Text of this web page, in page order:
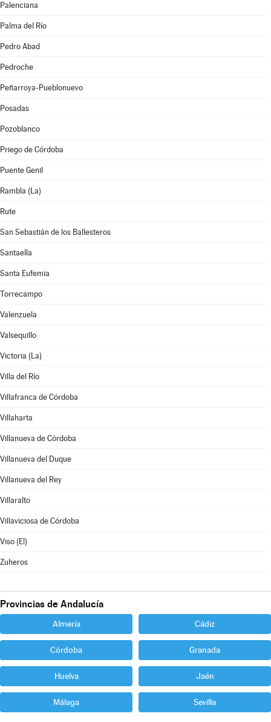
Palenciana
Palma del Río
Pedro Abad
Pedroche
Peñarroya-Pueblonuevo
Posadas
Pozoblanco
Priego de Córdoba
Puente Genil
Rambla (La)
Rute
San Sebastián de los Ballesteros
Santaella
Santa Eufemia
Torrecampo
Valenzuela
Valsequillo
Victoria (La)
Villa del Río
Villafranca de Córdoba
Villaharta
Villanueva de Córdoba
Villanueva del Duque
Villanueva del Rey
Villaralto
Villaviciosa de Córdoba
Viso (El)
Zuheros
Provincias de Andalucía
Almería Cádiz
Córdoba Granada
Huelva Jaén
Málaga Sevilla